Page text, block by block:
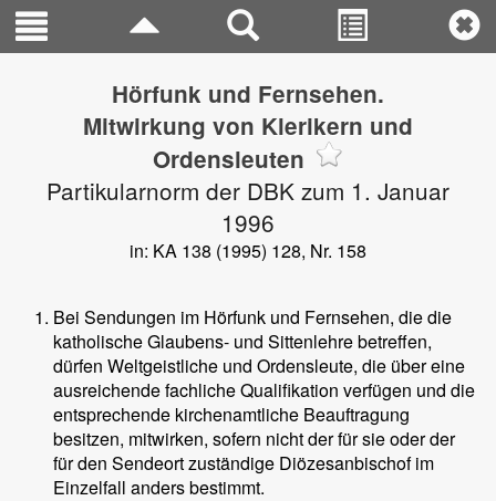
Hörfunk und Fernsehen.
Mitwirkung von Klerikern und
Ordensleuten
Partikularnorm der DBK zum 1. Januar
1996
in: KA 138 (1995) 128, Nr. 158
Bei Sendungen im Hörfunk und Fernsehen, die die
katholische Glaubens- und Sittenlehre betreffen,
dürfen Weltgeistliche und Ordensleute, die über eine
ausreichende fachliche Qualifikation verfügen und die
entsprechende kirchenamtliche Beauftragung
besitzen, mitwirken, sofern nicht der für sie oder der
für den Sendeort zuständige Diözesanbischof im
Einzelfall anders bestimmt.